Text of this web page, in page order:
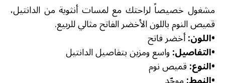
مشغول خصيصاً لراحتك مع لمسات أنثوية من الدانتيل،
قميص النوم باللون الأخضر الفاتح مثالي للربيع.
•اللون:أخضر فاتح
•التفاصيل:واسع ومزين بتفاصيل الدانتيل
•النوع:قميص نوم